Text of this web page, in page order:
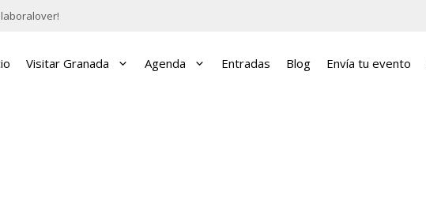
Visitar Granada Agenda Entradas Blog Envía tu evento